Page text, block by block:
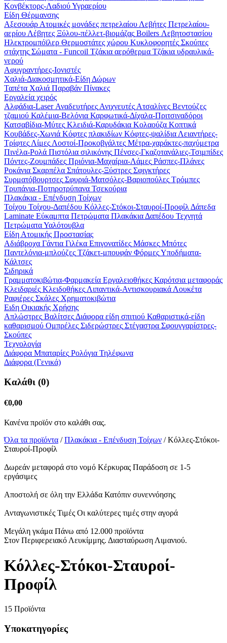
Κονβέκτορς-ΛαδιούΥγραερίου
Είδη Θέρμανσης
Αξεσουάρ Ατομικές μονάδες πετρελαίου Λεβήτες Πετρελαίου-
αερίου Λέβητες Ξύλου-πέλλετ-βιομάζας Boilers Λεβητοστασίου
Ηλεκτρομπόϊλερ Θερμοστάτες χώρου Κυκλοφορητές Σκούπες
στάχτης Σώματα - Funcoil Τζάκια αερόθερμα Τζάκια υδραυλικά-
νερού
Αφυγραντήρες-Ιονιστές
Χαλιά-Διακοσμητικά-Είδη Δώρων
Ταπέτα Χαλιά Παραβάν Πίνακες
Εργαλεία χειρός
Αλφάδια-Laser Αναδευτήρες Ανιχνευτές Ατσαλίνες Βεντούζες
τζαμιού Καλέμια-Βελόνια Καρφωτικά-Δίχαλα-Πριτσιναδόροι
Κατσαβίδια-Μύτες Κλειδιά-Καρυδάκια Κολαούζα Κοπτικά
Κουβάδες-Χωνιά Κόφτες πλακιδίων Κόφτες-ψαλίδια Λειαντήρες-
Τρίφτες Λίμες Λοστοί-Προκοβγάλτες Μέτρα-χαράκτες-παχύμετρα
Πινέλα-Ρολά Πιστόλια σιλικόνης Πένσες-Γκαζοτανάλιες-Τσιμπίδες
Πόντες-Ζουμπάδες Πριόνια-Μαχαίρια-Λάμες Ράσπες-Πλάνες
Ροκάνια Σκαρπέλα Σπάτουλες-Ξύστρες Σφιγκτήρες
Συρματόβουρτσες Σφυριά-Ματσόλες-Βαριοπούλες Τρόμπες
Τρυπάνια-Ποτηροτρύπανα Τσεκούρια
Πλακάκια - Επένδυση Τοίχων
Τοίχου Τοίχου-Δαπέδου Κόλλες-Στόκοι-Σταυροί-Προφίλ Δάπεδα
Laminate Εύκαμπτα Πετρώματα Πλακάκια Δαπέδου Τεχνητά
ΠετρώματαΥαλότουβλα
Είδη Ατομικής Προστασίας
Αδιάβροχα Γάντια Γιλέκα Επιγονατίδες Μάσκες Μπότες
Παντελόνια-μπλούζες Τζάκετ-μπουφάν ΦόρμεςΥποδήματα-
Κάλτσες
Σιδηρικά
Γραμματοκιβώτια-Φαρμακεία Εργαλειοθήκες Καρότσια μεταφοράς
Κλειδαριές Κλειδοθήκες Λιπαντικά-Αντισκουριακά Λουκέτα
Ραφιέρες Σκάλες Χρηματοκιβώτια
Ειδη Οικιακής Χρήσης
Απλώστρες Βαλίτσες Διάφορα είδη σπιτιού Καθαριστικά-είδη
καθαρισμού Ομπρέλες Σιδερώστρες Στέγαστρα Σφουγγαρίστρες-
Σκούπες
Τεχνολογία
Διάφορα Μπαταρίες Ρολόγια Τηλέφωνα
Διάφορα (Γενικά)
Καλάθι (0)
€0,00
Κανένα προϊόν στο καλάθι σας.
Όλα τα προϊόντα /Πλακάκια - Επένδυση Τοίχων / Κόλλες-Στόκοι-
Σταυροί-Προφίλ
Δωρεάν μεταφορά στο νομό Κέρκυρας Παράδοση σε 1-5
εργάσιμες
Αποστολή σε όλη την Ελλάδα Κατόπιν συνεννόησης
Ανταγωνιστικές Τιμές Οι καλύτερες τιμές στην αγορά
Μεγάλη γκάμα Πάνω από 12.000 προϊόντα
Στον Περιφερειακό Λευκίμμης. Διασταύρωση Λιμανιού.
Κόλλες-Στόκοι-Σταυροί-
Προφίλ
15 Προϊόντα
Υποκατηγορίες